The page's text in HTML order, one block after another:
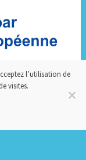
l’utilisation de
visites.